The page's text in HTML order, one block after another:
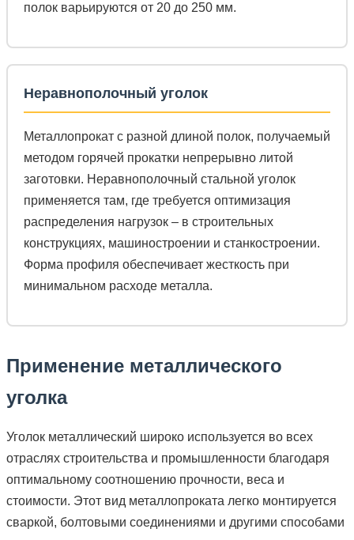
полок варьируются от 20 до 250 мм.
Неравнополочный уголок
Металлопрокат с разной длиной полок, получаемый
методом горячей прокатки непрерывно литой
заготовки. Неравнополочный стальной уголок
применяется там, где требуется оптимизация
распределения нагрузок – в строительных
конструкциях, машиностроении и станкостроении.
Форма профиля обеспечивает жесткость при
минимальном расходе металла.
Применение металлического
уголка
Уголок металлический широко используется во всех
отраслях строительства и промышленности благодаря
оптимальному соотношению прочности, веса и
стоимости. Этот вид металлопроката легко монтируется
сваркой, болтовыми соединениями и другими способами